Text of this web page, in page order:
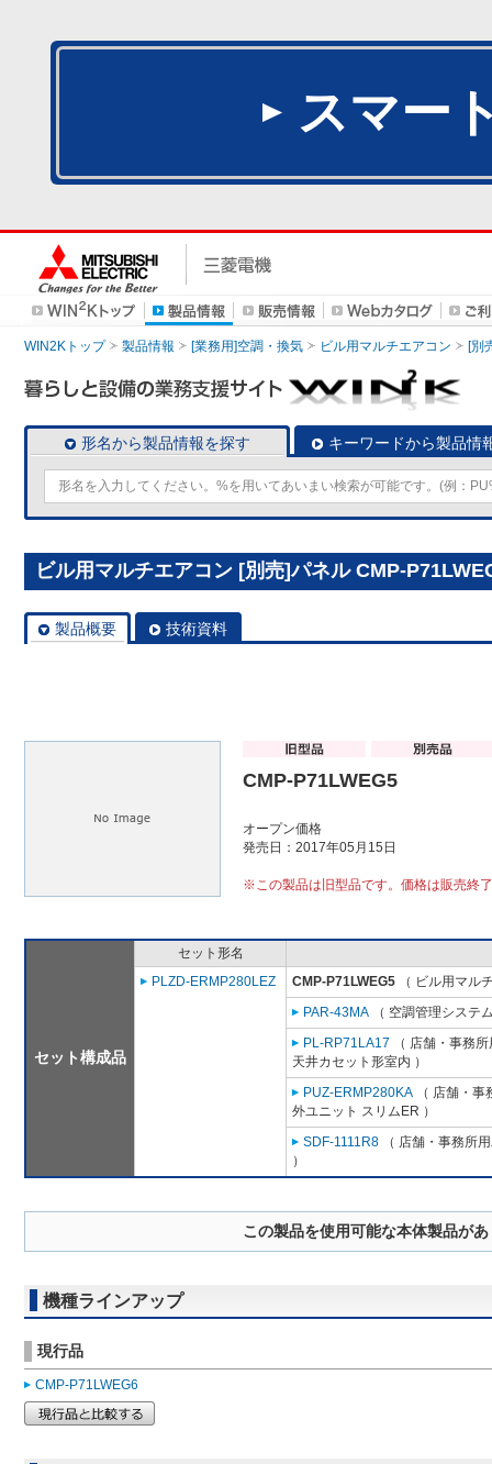
スマー
WIN2Kトップ 製品情報 [業務用]空調・換気 ビル用マルチエアコン [別
形名から製品情報を探す キーワードから製品情
ビル用マルチエアコン [別売]パネル CMP-
製品概要 技術資料
CMP-P71LWEG5
オープン価格
発売日：2017年05月15日
※この製品は旧型品です。価格は販売終
セット構成品
セット形名
PLZD-ERMP280LEZ
CMP-P71LWEG5 （ ビル用マル
PAR-43MA （ 空調管理システ
PL-RP71LA17 （ 店舗・事務
天井カセット形室内 ）
PUZ-ERMP280KA （ 店舗・
外ユニット スリムER ）
SDF-1111R8 （ 店舗・事務所
）
この製品を使用可能な本体製品が
機種ラインアップ
現行品
CMP-P71LWEG6